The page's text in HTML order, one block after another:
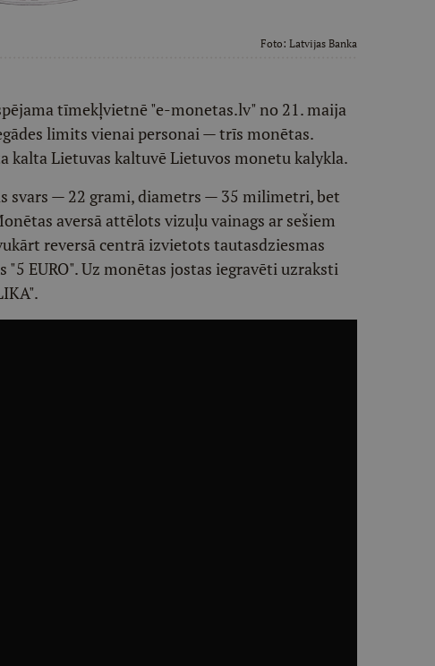
Foto: Latvijas Banka
tīmekļvietnē "e-monetas.lv" no 21. maija
limits vienai personai — trīs monētas.
kalta Lietuvas kaltuvē Lietuvos monetu kalykla.
svars — 22 grami, diametrs — 35 milimetri, bet
aversā attēlots vizuļu vainags ar sešiem
reversā centrā izvietots tautasdziesmas
EURO". Uz monētas jostas iegravēti uzraksti